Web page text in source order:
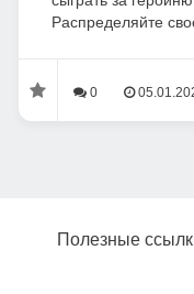
Распределяйте
0
Полезные